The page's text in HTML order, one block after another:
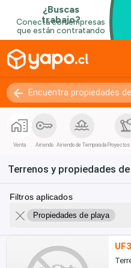
Venta Arriendo Arriendo de Temporada Proyectos
Filtros aplicados
Propiedades de playa